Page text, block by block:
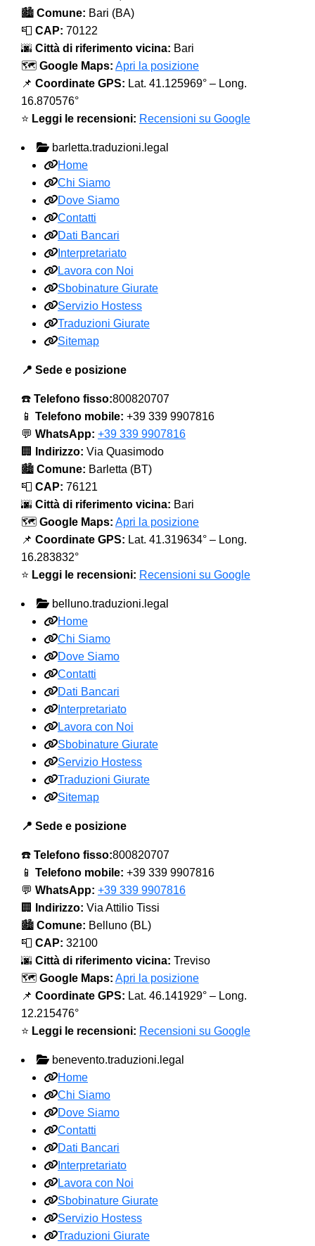
🏙️ Comune: Bari (BA)
📮 CAP: 70122
🌆 Città di riferimento vicina: Bari
🗺️ Google Maps: Apri la posizione
📌 Coordinate GPS: Lat. 41.125969° – Long.
16.870576°
⭐ Leggi le recensioni: Recensioni su Google
barletta.traduzioni.legal
Home
Chi Siamo
Dove Siamo
Contatti
Dati Bancari
Interpretariato
Lavora con Noi
Sbobinature Giurate
Servizio Hostess
Traduzioni Giurate
Sitemap
📍 Sede e posizione
☎️ Telefono fisso:800820707
📱 Telefono mobile: +39 339 9907816
💬 WhatsApp: +39 339 9907816
🏢
Indirizzo: Via Quasimodo
🏙️ Comune: Barletta (BT)
📮 CAP: 76121
🌆 Città di riferimento vicina: Bari
🗺️ Google Maps: Apri la posizione
📌 Coordinate GPS: Lat. 41.319634° – Long.
16.283832°
⭐ Leggi le recensioni: Recensioni su Google
belluno.traduzioni.legal
Home
Chi Siamo
Dove Siamo
Contatti
Dati Bancari
Interpretariato
Lavora con Noi
Sbobinature Giurate
Servizio Hostess
Traduzioni Giurate
Sitemap
📍 Sede e posizione
☎️ Telefono fisso:800820707
📱 Telefono mobile: +39 339 9907816
💬 WhatsApp: +39 339 9907816
🏢
Indirizzo: Via Attilio Tissi
🏙️ Comune: Belluno (BL)
📮 CAP: 32100
🌆 Città di riferimento vicina: Treviso
🗺️ Google Maps: Apri la posizione
📌 Coordinate GPS: Lat. 46.141929° – Long.
12.215476°
⭐ Leggi le recensioni: Recensioni su Google
benevento.traduzioni.legal
Home
Chi Siamo
Dove Siamo
Contatti
Dati Bancari
Interpretariato
Lavora con Noi
Sbobinature Giurate
Servizio Hostess
Traduzioni Giurate